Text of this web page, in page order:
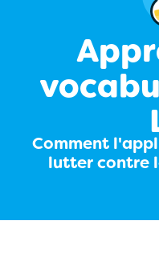
Comment
lutter contre